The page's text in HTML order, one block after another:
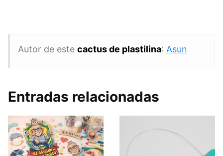
Autor de este cactus de plastilina: Asun
Entradas relacionadas